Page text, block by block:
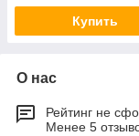
Купить
О нас
Рейтинг не
Менее 5